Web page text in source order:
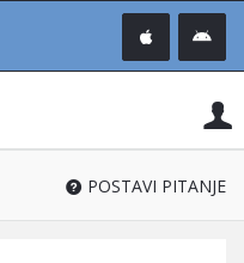
®
POSTAVI PITANJE